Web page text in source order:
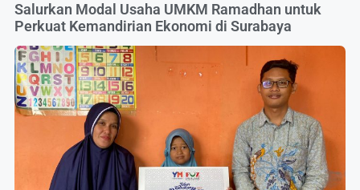
Salurkan Modal Usaha UMKM Ramadhan untuk
Perkuat Kemandirian Ekonomi di Surabaya